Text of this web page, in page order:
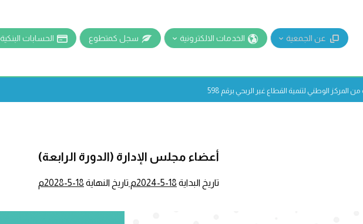
عن الجمعية الخدمات الالكترونية سجل كمتطوع الحسابات البنكية
المركز الوطني لتنمية القطاع غير الربحي برقم 598
أعضاء مجلس الإدارة (الدورة الرابعة)
تاريخ البداية 18-5-2024م تاريخ النهاية 18-5-2028م